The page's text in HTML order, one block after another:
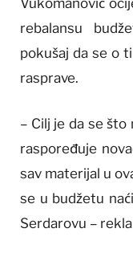
rebalansu
pokušaj da se o
rasprave.
– Cilj je da se
raspoređuje
sav materijal u
se u budžetu
Serdarovu –